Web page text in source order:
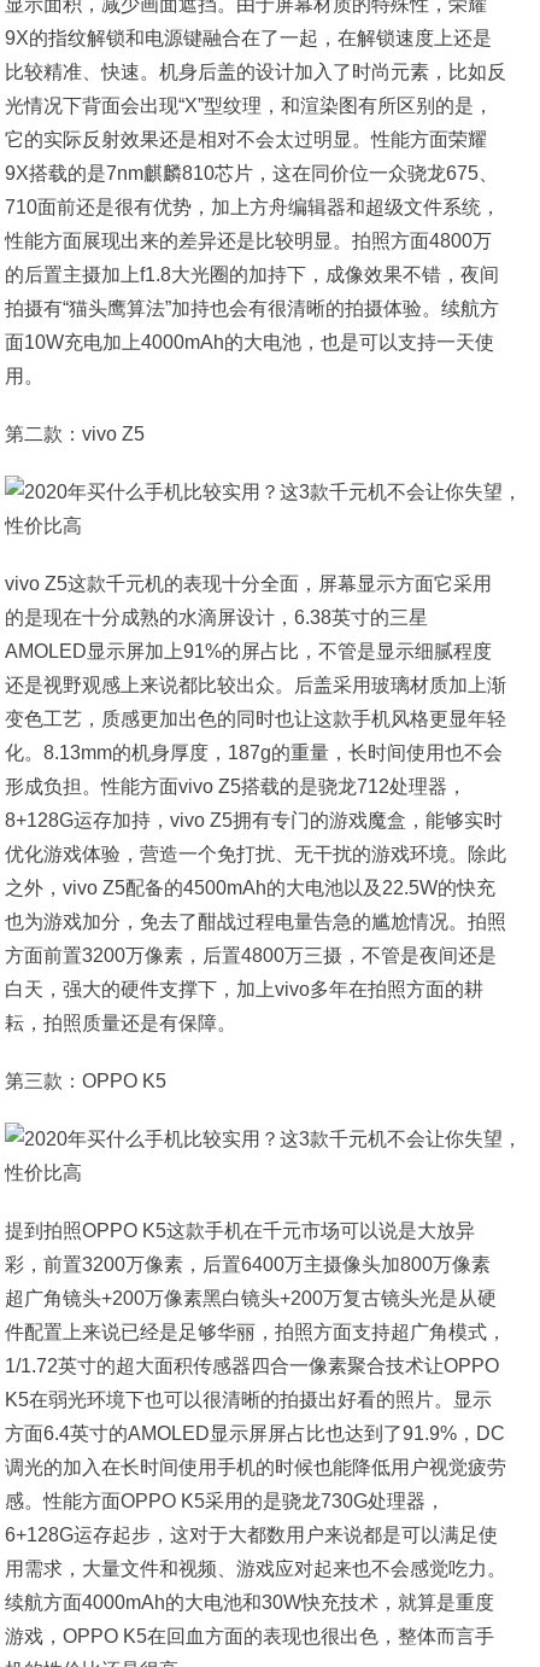
显示面积，减少画面遮挡。由于屏幕材质的特殊性，荣耀
9X的指纹解锁和电源键融合在了一起，在解锁速度上还是
比较精准、快速。机身后盖的设计加入了时尚元素，比如反
光情况下背面会出现“X”型纹理，和渲染图有所区别的是，
它的实际反射效果还是相对不会太过明显。性能方面荣耀
9X搭载的是7nm麒麟810芯片，这在同价位一众骁龙675、
710面前还是很有优势，加上方舟编辑器和超级文件系统，
性能方面展现出来的差异还是比较明显。拍照方面4800万
的后置主摄加上f1.8大光圈的加持下，成像效果不错，夜间
拍摄有“猫头鹰算法”加持也会有很清晰的拍摄体验。续航方
面10W充电加上4000mAh的大电池，也是可以支持一天使
用。
第二款：vivo Z5
vivo Z5这款千元机的表现十分全面，屏幕显示方面它采用
的是现在十分成熟的水滴屏设计，6.38英寸的三星
AMOLED显示屏加上91%的屏占比，不管是显示细腻程度
还是视野观感上来说都比较出众。后盖采用玻璃材质加上渐
变色工艺，质感更加出色的同时也让这款手机风格更显年轻
化。8.13mm的机身厚度，187g的重量，长时间使用也不会
形成负担。性能方面vivo Z5搭载的是骁龙712处理器，
8+128G运存加持，vivo Z5拥有专门的游戏魔盒，能够实时
优化游戏体验，营造一个免打扰、无干扰的游戏环境。除此
之外，vivo Z5配备的4500mAh的大电池以及22.5W的快充
也为游戏加分，免去了酣战过程电量告急的尴尬情况。拍照
方面前置3200万像素，后置4800万三摄，不管是夜间还是
白天，强大的硬件支撑下，加上vivo多年在拍照方面的耕
耘，拍照质量还是有保障。
第三款：OPPO K5
提到拍照OPPO K5这款手机在千元市场可以说是大放异
彩，前置3200万像素，后置6400万主摄像头加800万像素
超广角镜头+200万像素黑白镜头+200万复古镜头光是从硬
件配置上来说已经是足够华丽，拍照方面支持超广角模式，
1/1.72英寸的超大面积传感器四合一像素聚合技术让OPPO
K5在弱光环境下也可以很清晰的拍摄出好看的照片。显示
方面6.4英寸的AMOLED显示屏屏占比也达到了91.9%，DC
调光的加入在长时间使用手机的时候也能降低用户视觉疲劳
感。性能方面OPPO K5采用的是骁龙730G处理器，
6+128G运存起步，这对于大都数用户来说都是可以满足使
用需求，大量文件和视频、游戏应对起来也不会感觉吃力。
续航方面4000mAh的大电池和30W快充技术，就算是重度
游戏，OPPO K5在回血方面的表现也很出色，整体而言手